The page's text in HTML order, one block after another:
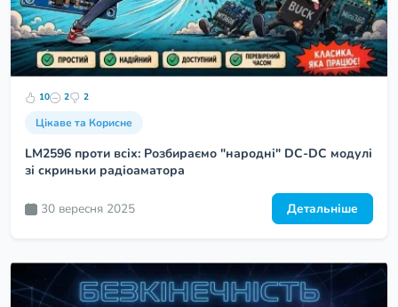
10 2 2
Цікаве та Корисне
LM2596 проти всіх: Розбираємо "народні" DC-DC модулі
зі скриньки радіоаматора
30 вересня 2025 Детальніше